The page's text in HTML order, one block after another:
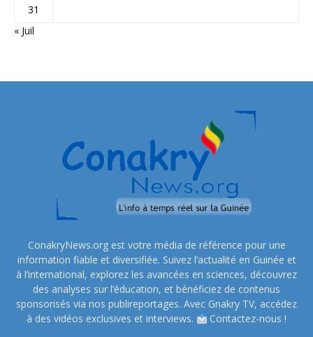
31
« Juil
ConakryNews.org est votre média de référence pour une
information fiable et diversifiée. Suivez l’actualité en Guinée et
à l’international, explorez les avancées en sciences, découvrez
des analyses sur l’éducation, et bénéficiez de contenus
sponsorisés via nos publireportages. Avec Gnakry TV, accédez
à des vidéos exclusives et interviews.
Contactez-nous !